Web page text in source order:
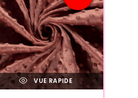
VUE RAPIDE